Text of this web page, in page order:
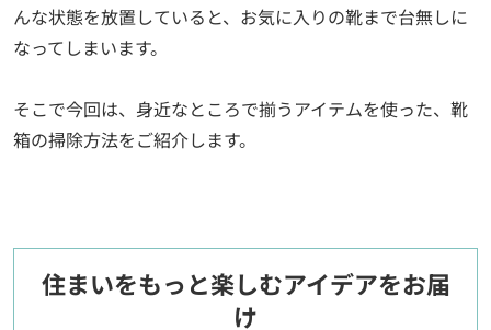
んな状態を放置していると、お気に入りの靴まで台無しに
なってしまいます。
そこで今回は、身近なところで揃うアイテムを使った、靴
箱の掃除方法をご紹介します。
住まいをもっと楽しむアイデアをお届
け